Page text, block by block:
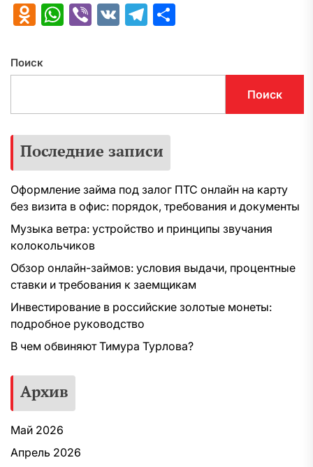
Odnoklassniki
WhatsApp
Viber
VK Telegram
Поиск
Поиск
Последние записи
Оформление займа под залог ПТС онлайн на карту
без визита в офис: порядок, требования и документы
Музыка ветра: устройство и принципы звучания
колокольчиков
Обзор онлайн-займов: условия выдачи, процентные
ставки и требования к заемщикам
Инвестирование в российские золотые монеты:
подробное руководство
В чем обвиняют Тимура Турлова?
Архив
Май 2026
Апрель 2026